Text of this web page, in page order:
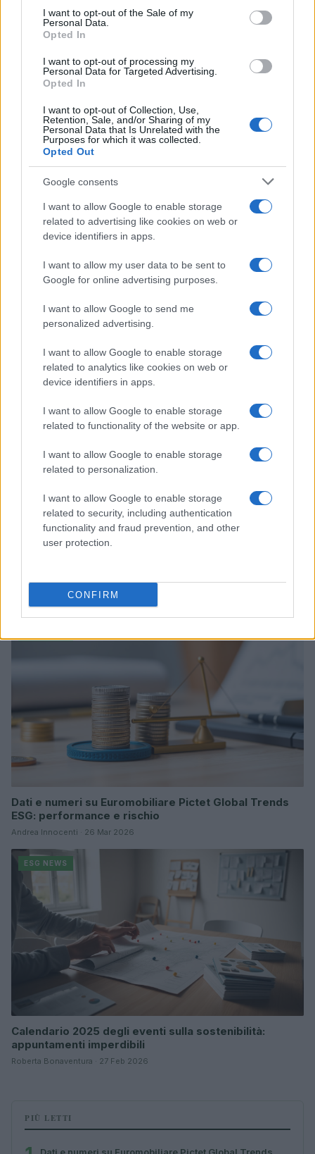
consent section.
I want to opt-out of the Sale of my
Personal Data.
Opted In
I want to opt-out of processing my
Personal Data for Targeted Advertising.
Opted In
I want to opt-out of Collection, Use,
Retention, Sale, and/or Sharing of my
Personal Data that Is Unrelated with the
Purposes for which it was collected.
Opted Out
Google consents
I want to allow Google to enable storage
related to advertising like cookies on web or
device identifiers in apps.
I want to allow my user data to be sent to
Google for online advertising purposes.
I want to allow Google to send me
personalized advertising.
I want to allow Google to enable storage
related to analytics like cookies on web or
device identifiers in apps.
I want to allow Google to enable storage
related to functionality of the website or app.
I want to allow Google to enable storage
related to personalization.
I want to allow Google to enable storage
related to security, including authentication
functionality and fraud prevention, and other
user protection.
CONFIRM
comunità, industria farmaceutica e tensioni politiche
Dati e numeri su Euromobiliare Pictet Global Trends
ESG: performance e rischio
Andrea Innocenti · 26 Mar 2026
ESG NEWS
Calendario 2025 degli eventi sulla sostenibilità:
appuntamenti imperdibili
Roberta Bonaventura · 27 Feb 2026
PIÙ LETTI